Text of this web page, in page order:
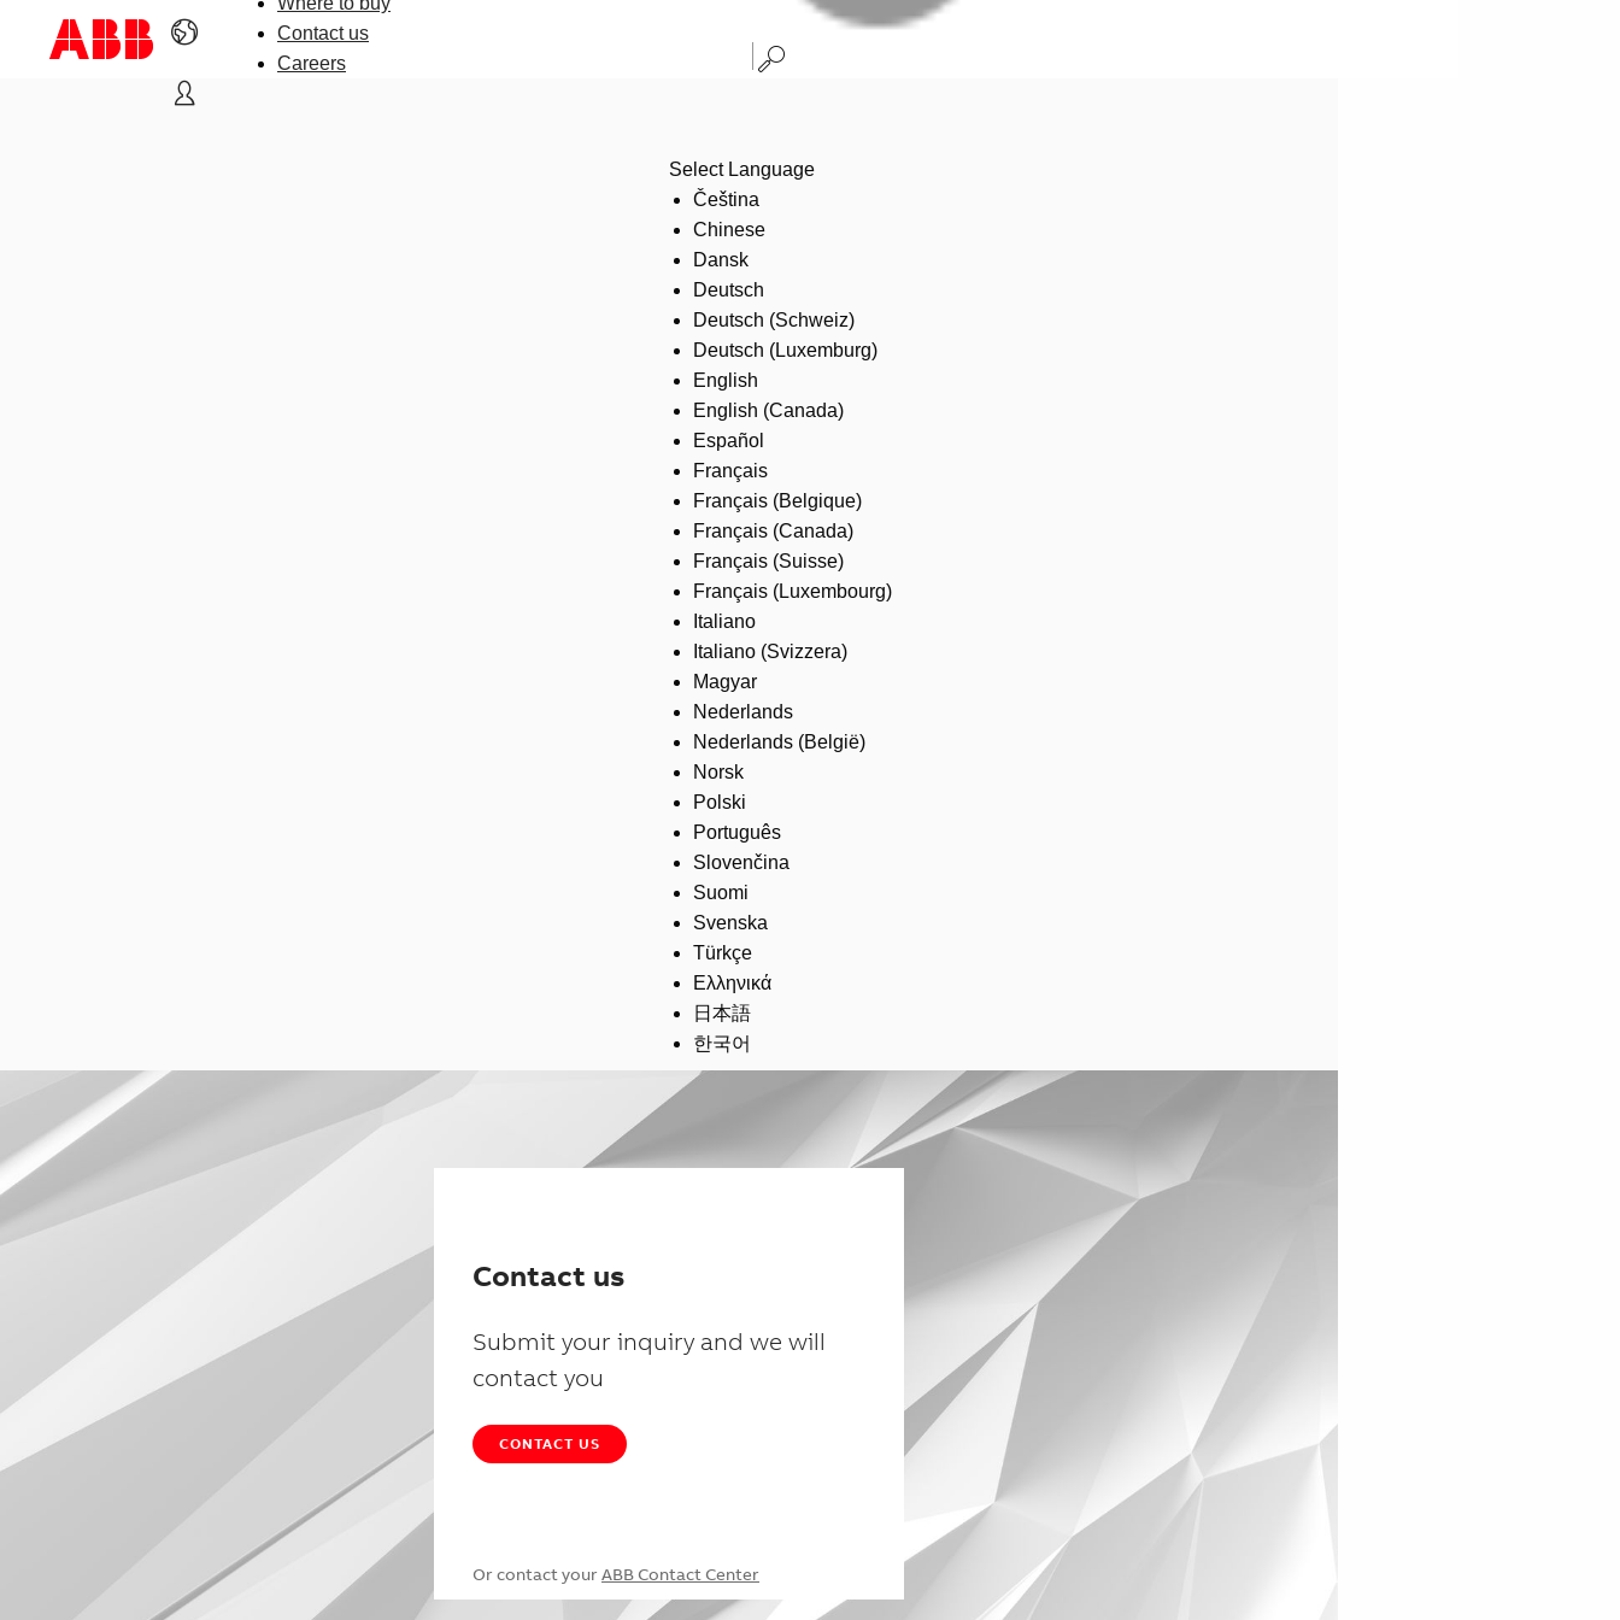
Contact us
Careers
Select Language
Čeština
Chinese
Dansk
Deutsch
Deutsch (Schweiz)
Deutsch (Luxemburg)
English
English (Canada)
Español
Français
Français (Belgique)
Français (Canada)
Français (Suisse)
Français (Luxembourg)
Italiano
Italiano (Svizzera)
Magyar
Nederlands
Nederlands (België)
Norsk
Polski
Português
Slovenčina
Suomi
Svenska
Türkçe
Ελληνικά
日本語
한국어
Contact us
Submit your inquiry and we will
contact you
CONTACT US
Or contact your ABB Contact Center